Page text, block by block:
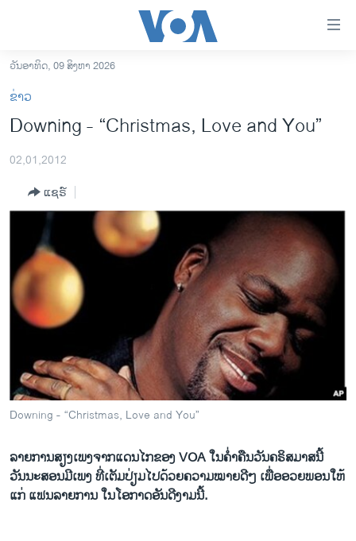
ເຂົ້າ
ຫາ
ຂ້າມ
ໄປ
ຊອກ
ການເລືອກຕັ້ງ ປະທານາທີບໍດີ ສະຫະລັດ 2024
ຂ່າວ​ຈີນ
ເອເຊຍ
ອິດສະຫຼະພາບດ້ານການຂ່າວ
ຊີວິດຊາວລາວ
ວິທະຍາສາດ-ເທັກໂນໂລຈີ
ທຸລະກິດ
ພາສາອັງກິດ
ວີດີໂອ
ສຽງ
ວັນອາທິດ, 09 ສິງຫາ 2026
ຂ່າວ
Downing - “Christmas, Love and You”
02,01,2012
ແຊຣ໌
Downing - “Christmas, Love and You”
ລາຍການສຽງເພງຈາກແດນໄກຂອງ VOA ໃນຄໍ່າຄືນວັນຄຣິສມາສນີ້
ວັນນະສອນມີເພງ ທີ່ເຕັມປ່ຽມໄປດ້ວຍຄວາມໝາຍດີໆ ເພື່ອອວຍພອນໃຫ້
ແກ່ ແຟນລາຍການ ໃນໂອກາດອັນດີງາມນີ້.